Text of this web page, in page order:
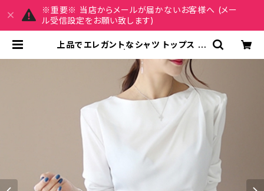
※重要※ 当店からメールが届かないお客様へ (メー
ル受信設定をお願い致します)
上品でエレガントなシャツ トップス
20代,30代,40代 レディースファッ
ション 通販